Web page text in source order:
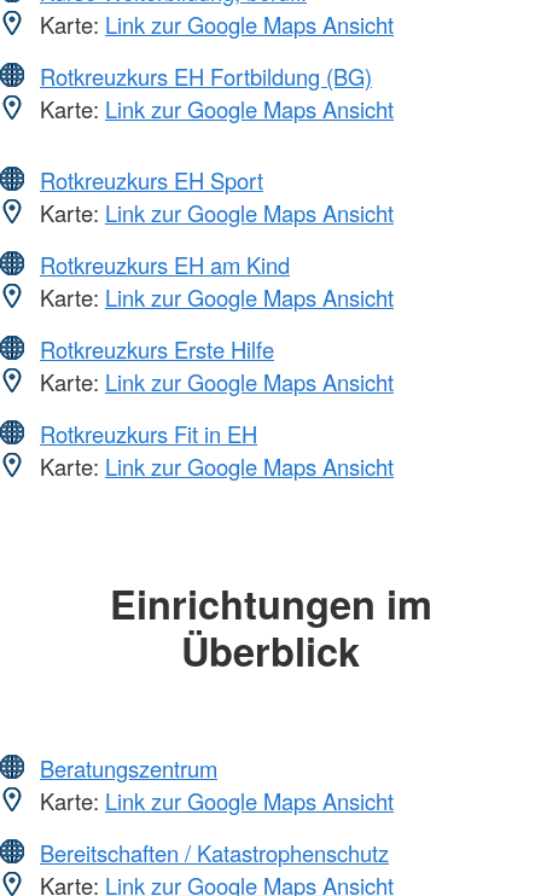
Karte: Link zur Google Maps Ansicht
Rotkreuzkurs EH Fortbildung (BG)
Karte: Link zur Google Maps Ansicht
Rotkreuzkurs EH Sport
Karte: Link zur Google Maps Ansicht
Rotkreuzkurs EH am Kind
Karte: Link zur Google Maps Ansicht
Rotkreuzkurs Erste Hilfe
Karte: Link zur Google Maps Ansicht
Rotkreuzkurs Fit in EH
Karte: Link zur Google Maps Ansicht
Einrichtungen im
Überblick
Beratungszentrum
Karte: Link zur Google Maps Ansicht
Bereitschaften / Katastrophenschutz
Karte: Link zur Google Maps Ansicht